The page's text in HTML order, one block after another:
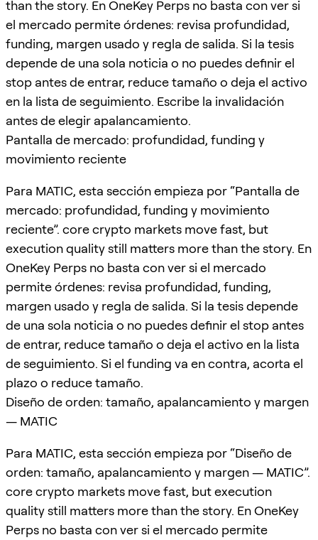
than the story. En OneKey Perps no basta con ver si
el mercado permite órdenes: revisa profundidad,
funding, margen usado y regla de salida. Si la tesis
depende de una sola noticia o no puedes definir el
stop antes de entrar, reduce tamaño o deja el activo
en la lista de seguimiento. Escribe la invalidación
antes de elegir apalancamiento.
Pantalla de mercado: profundidad, funding y
movimiento reciente
Para MATIC, esta sección empieza por “Pantalla de
mercado: profundidad, funding y movimiento
reciente”. core crypto markets move fast, but
execution quality still matters more than the story. En
OneKey Perps no basta con ver si el mercado
permite órdenes: revisa profundidad, funding,
margen usado y regla de salida. Si la tesis depende
de una sola noticia o no puedes definir el stop antes
de entrar, reduce tamaño o deja el activo en la lista
de seguimiento. Si el funding va en contra, acorta el
plazo o reduce tamaño.
Diseño de orden: tamaño, apalancamiento y margen
— MATIC
Para MATIC, esta sección empieza por “Diseño de
orden: tamaño, apalancamiento y margen — MATIC”.
core crypto markets move fast, but execution
quality still matters more than the story. En OneKey
Perps no basta con ver si el mercado permite